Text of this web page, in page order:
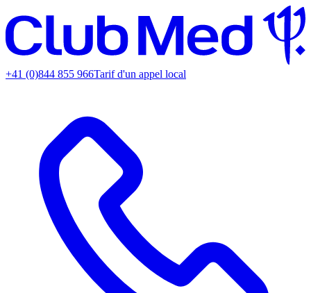
+41 (0)844 855 966Tarif d'un appel local